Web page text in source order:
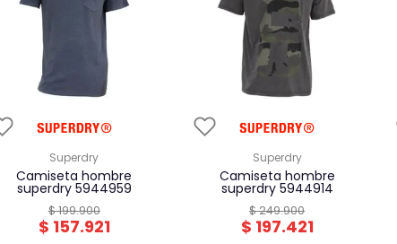
superdry
camiseta hombre
superdry 5944959
$199.900
$ 157.921
superdry
camiseta hombre
superdry 5944914
$249.900
$ 197.421